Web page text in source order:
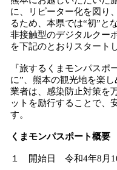
に、リピーター化を図り
るため、本県では“初”と
非接触型のデジタルクー
を下記のとおりスタート
『旅するくまモンパスポ
に”、熊本の観光地を楽
業者は、感染防止対策を
ットを励行することで、
す。
くまモンパスポート概要
１ 開始日 令和4年8月